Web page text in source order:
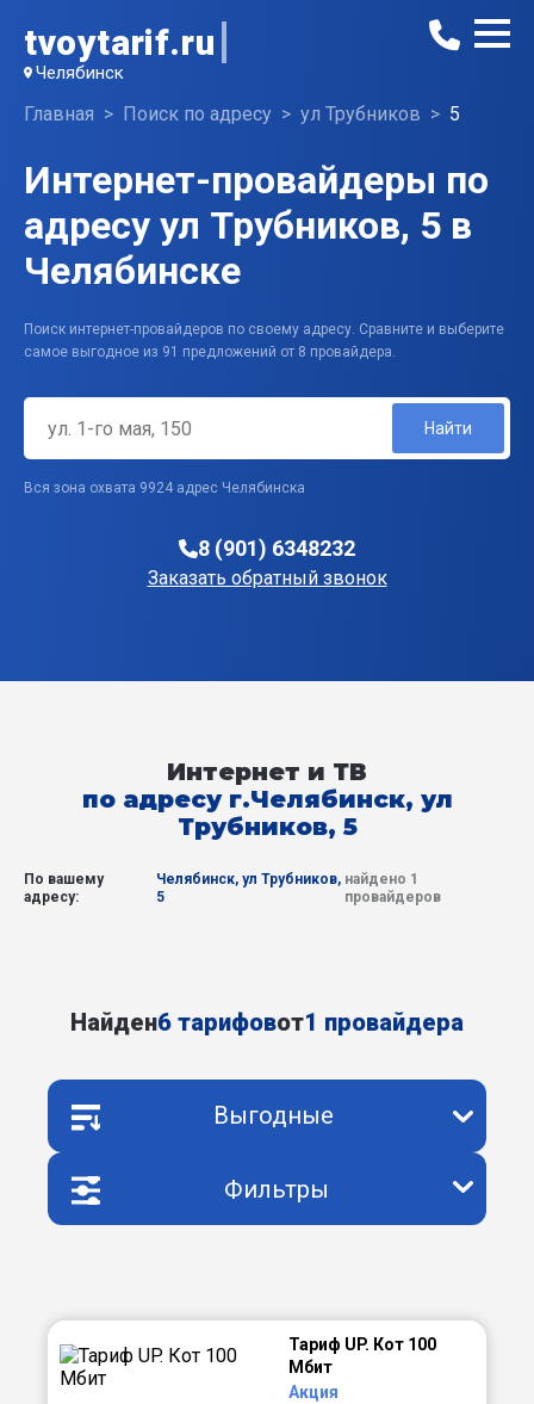
tvoytarif.ru
Челябинск
Главная Поиск по адресу ул Трубников 5
Интернет-провайдеры по
адресу ул Трубников, 5 в
Челябинске
Поиск интернет-провайдеров по своему адресу. Сравните и выберите
самое выгодное из 91 предложений от 8 провайдера.
Найти
Вся зона охвата 9924 адрес Челябинска
8 (901) 6348232
Заказать обратный звонок
Интернет и ТВ
по адресу г.Челябинск, ул
Трубников, 5
По вашему
адресу:
Челябинск, ул Трубников,
5
найдено 1
провайдеров
Найден6 тарифовот1 провайдера
Выгодные
Фильтры
Тариф UP. Кот 100
Мбит
Акция